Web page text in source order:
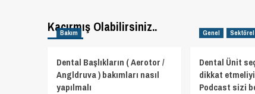
Panoramik
Röntgen,
Odalari
Nasil
Kaçırmış Olabilirsiniz..
Bakım
Dental Başlıkların ( Aerotor /
Angldruva ) bakımları nasıl
yapılmalı
Genel Sektörel
Dental Ünit
dikkat
Podcast sizi